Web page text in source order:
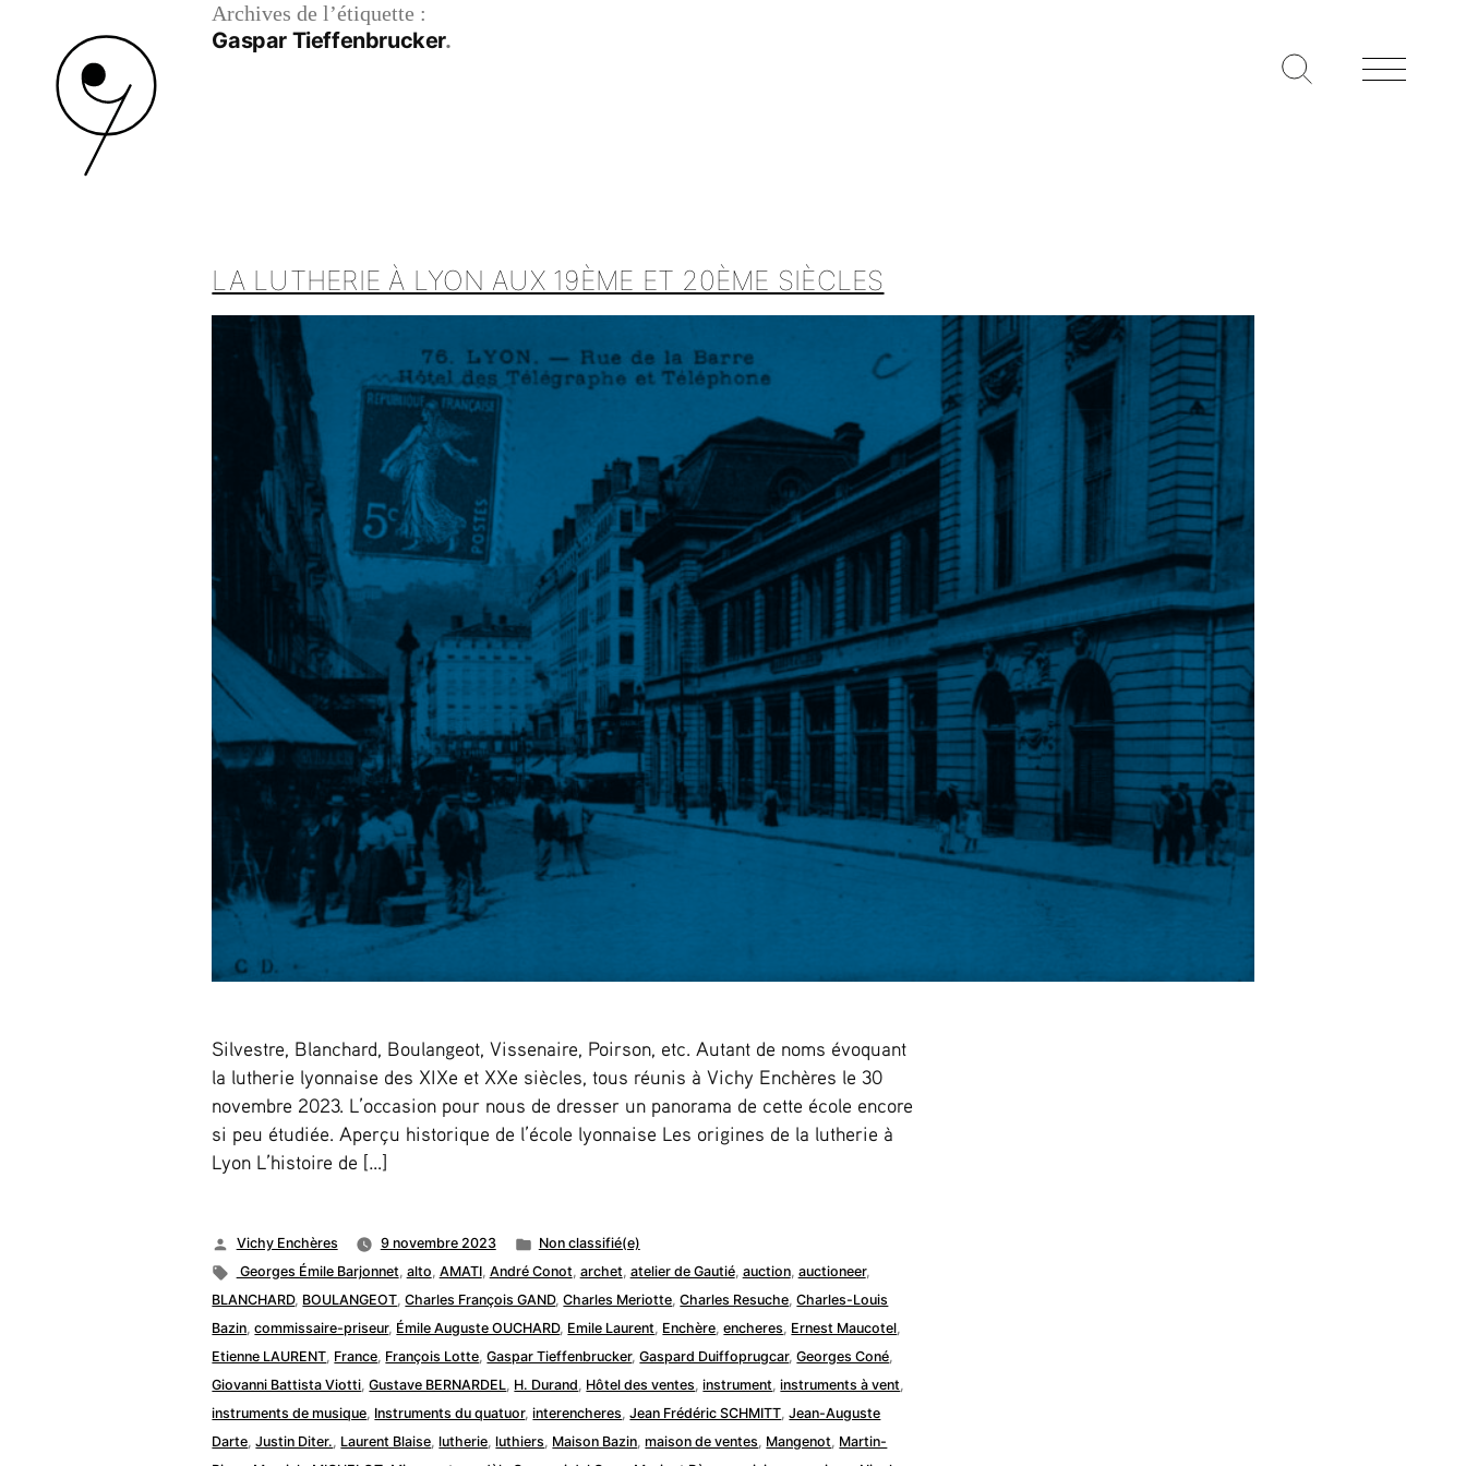
Archives de l’étiquette :
Gaspar Tieffenbrucker
LA LUTHERIE À LYON AUX 19ÈME ET 20ÈME SIÈCLES
Silvestre, Blanchard, Boulangeot, Vissenaire, Poirson, etc. Autant de noms évoquant
la lutherie lyonnaise des XIXe et XXe siècles, tous réunis à Vichy Enchères le 30
novembre 2023. L’occasion pour nous de dresser un panorama de cette école encore
si peu étudiée. Aperçu historique de l’école lyonnaise Les origines de la lutherie à
Lyon L’histoire de […]
Publié
par
Vichy Enchères 9 novembre 2023
Publié
dans
Non classifié(e)
Étiquettes :
Georges Émile Barjonnet, alto, AMATI, André Conot, archet, atelier de Gautié, auction, auctioneer,
BLANCHARD, BOULANGEOT,Charles François GAND,Charles Meriotte,Charles Resuche,Charles-Louis
Bazin,commissaire-priseur, Émile Auguste OUCHARD, Emile Laurent, Enchère,encheres, Ernest Maucotel,
Etienne LAURENT, France, François Lotte,Gaspar Tieffenbrucker,Gaspard Duiffoprugcar,Georges Coné,
Giovanni Battista Viotti,Gustave BERNARDEL, H. Durand, Hôtel des ventes,instrument,instruments à vent,
instruments de musique, Instruments du quatuor,interencheres,Jean Frédéric SCHMITT,Jean-Auguste
Darte,Justin Diter., Laurent Blaise,lutherie,luthiers, Maison Bazin,maison de ventes, Mangenot, Martin-